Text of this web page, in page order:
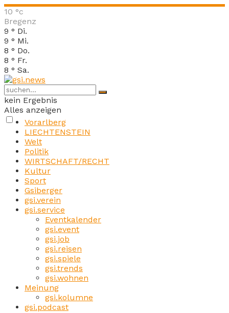
10 °c
Bregenz
9 ° Di.
9 ° Mi.
8 ° Do.
8 ° Fr.
8 ° Sa.
kein Ergebnis
Alles anzeigen
Vorarlberg
LIECHTENSTEIN
Welt
Politik
WIRTSCHAFT/RECHT
Kultur
Sport
Gsiberger
gsi.verein
gsi.service
Eventkalender
gsi.event
gsi.job
gsi.reisen
gsi.spiele
gsi.trends
gsi.wohnen
Meinung
gsi.kolumne
gsi.podcast